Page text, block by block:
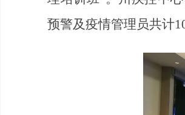
预警及疫情管理员共计